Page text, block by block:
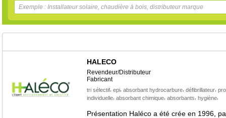
HALECO
Revendeur/Distributeur
Fabricant
tri sélectif, epi, absorbant hydrocarbure, défibrillateur,
individuelle, absorbant chimique, absorbants hygiène,
Présentation Haléco a été crée en 1996,